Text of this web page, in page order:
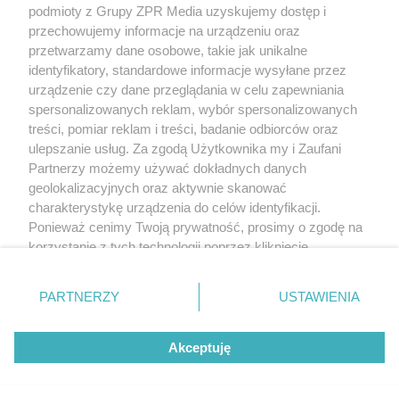
podmioty z Grupy ZPR Media uzyskujemy dostęp i
przechowujemy informacje na urządzeniu oraz
przetwarzamy dane osobowe, takie jak unikalne
identyfikatory, standardowe informacje wysyłane przez
urządzenie czy dane przeglądania w celu zapewniania
spersonalizowanych reklam, wybór spersonalizowanych
treści, pomiar reklam i treści, badanie odbiorców oraz
ulepszanie usług. Za zgodą Użytkownika my i Zaufani
Partnerzy możemy używać dokładnych danych
geolokalizacyjnych oraz aktywnie skanować
charakterystykę urządzenia do celów identyfikacji.
Ponieważ cenimy Twoją prywatność, prosimy o zgodę na
korzystanie z tych technologii poprzez kliknięcie
zmienić/wycofać klikając przycisk ustawień prywatności
znajdujący się w lewym dolnym rogu strony
rodzaje przetwarzania danych nie wymagają zgody
użytkownika, ale masz prawo sprzeciwić się takiemu
przetwarzaniu. Preferencje będą miały zastosowanie tylko
PARTNERZY USTAWIENIA
Akceptuję